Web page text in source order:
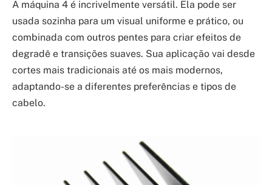
A máquina 4 é incrivelmente versátil. Ela pode ser
usada sozinha para um visual uniforme e prático, ou
combinada com outros pentes para criar efeitos de
degradê e transições suaves. Sua aplicação vai desde
cortes mais tradicionais até os mais modernos,
adaptando-se a diferentes preferências e tipos de
cabelo.